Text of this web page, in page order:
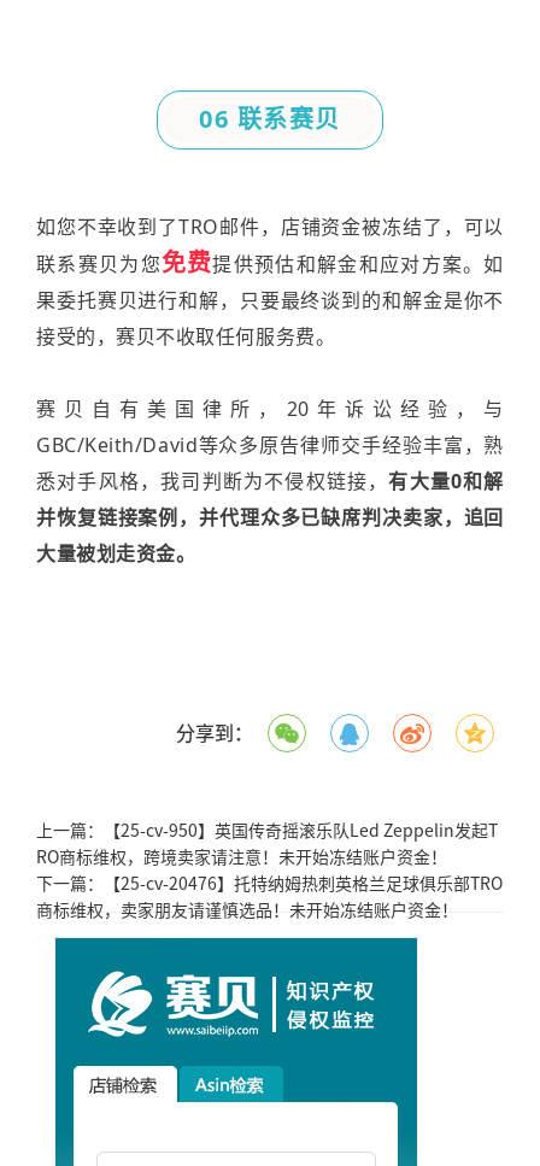
06 联系赛贝
如您不幸收到了TRO邮件，店铺资金被冻结了，可以
联系赛贝为您免费提供预估和解金和应对方案。如
果委托赛贝进行和解，只要最终谈到的和解金是你不
接受的，赛贝不收取任何服务费。
赛贝自有美国律所，20年诉讼经验，与
GBC/Keith/David等众多原告律师交手经验丰富，熟
悉对手风格，我司判断为不侵权链接，有大量0和解
并恢复链接案例，并代理众多已缺席判决卖家，追回
大量被划走资金。
分享到：
上一篇：
【25-cv-950】英国传奇摇滚乐队Led Zeppelin发起T
RO商标维权，跨境卖家请注意！未开始冻结账户资金！
下一篇：
【25-cv-20476】托特纳姆热刺英格兰足球俱乐部TRO
商标维权，卖家朋友请谨慎选品！未开始冻结账户资金！